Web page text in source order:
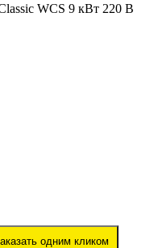
WCS 9 кВт 220 В
одним кликом